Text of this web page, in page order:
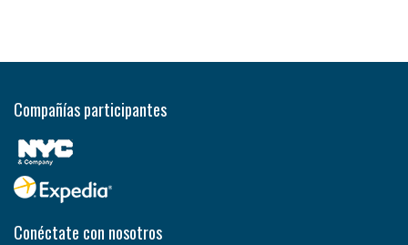
Compañías participantes
Conéctate con nosotros